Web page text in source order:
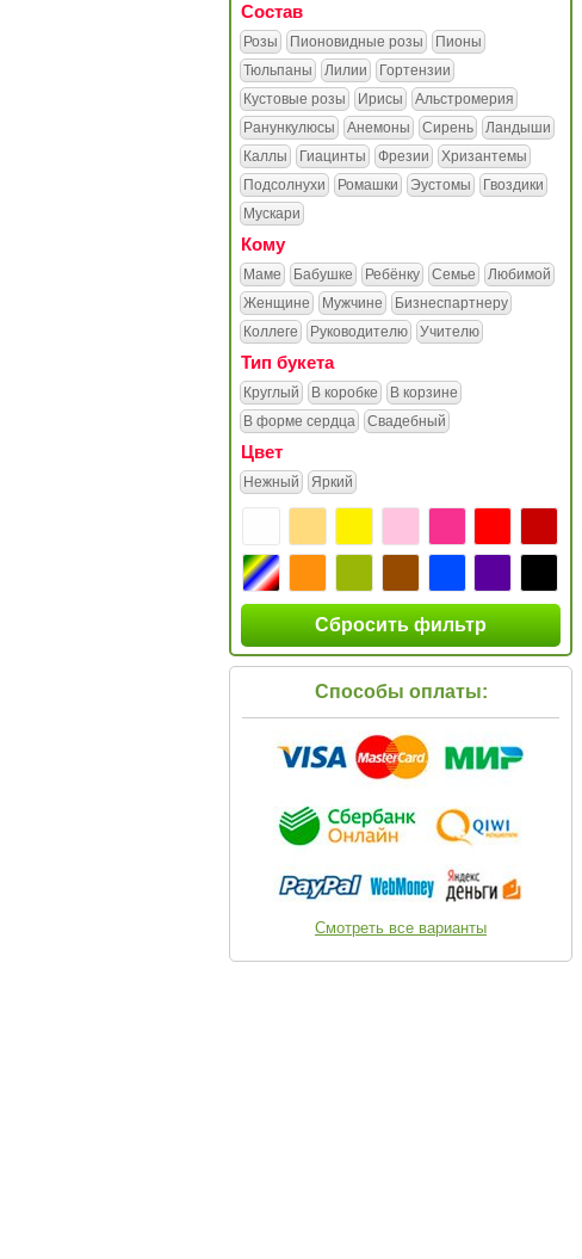
Состав
Розы Пионовидные розы
Пионы
Тюльпаны
Лилии
Гортензии
Кустовые розы
Ирисы
Альстромерия
Ранункулюсы
Анемоны Сирень
Ландыши
Каллы
Гиацинты Фрезии
Хризантемы
Подсолнухи
Ромашки Эустомы
Гвоздики
Мускари
Кому
Маме Бабушке Ребёнку Семье
Любимой
Женщине
Мужчине
Бизнеспартнеру
Коллеге
Руководителю Учителю
Тип букета
Круглый В коробке
В корзине
В форме сердца
Свадебный
Цвет
Нежный Яркий
Сбросить фильтр
Способы оплаты:
Смотреть все варианты